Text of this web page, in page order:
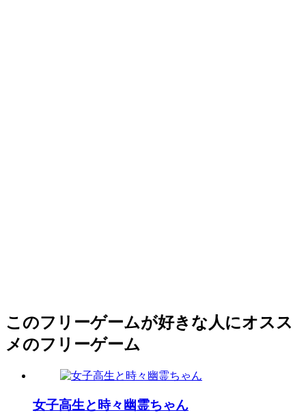
このフリーゲームが好きな人にオスス
メのフリーゲーム
女子高生と時々幽霊ちゃん